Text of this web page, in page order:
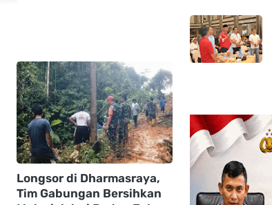
Longsor di Dharmasraya,
Tim Gabungan Bersihkan